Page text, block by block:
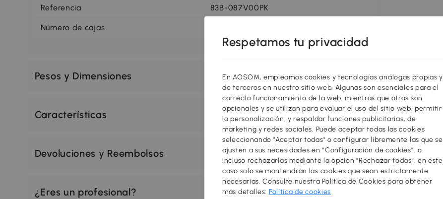
Referencia 83B-087V00PK
Número de cajas
Pesos y Dimensiones
Características
Devoluciones y Reembolsos
¿Eres un profesional?
Respetamos tu privacidad
En AOSOM, empleamos cookies y tecnologías análogas propias y
de terceros en nuestro sitio web. Algunas son esenciales para el
correcto funcionamiento de la web, mientras que otras son
opcionales y se utilizan para evaluar el uso del sitio web, permitir
la personalización, y respaldar funciones publicitarias, de
marketing y redes sociales. Puede aceptar todas las cookies
seleccionando "Aceptar todas" o configurar libremente las que se
ajusten a sus necesidades en “Configuración de cookies”, o
incluso rechazarlas mediante la opción "Rechazar todas", en este
caso solo se mantendrán las cookies que sean estrictamente
necesarias. Consulte nuestra Política de Cookies para obtener
más detalles: Política de cookies